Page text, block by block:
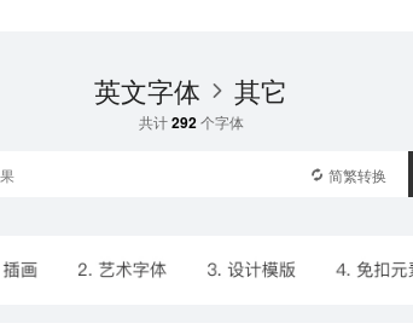
英文字体 其它
共计 292 个字体
简繁转换